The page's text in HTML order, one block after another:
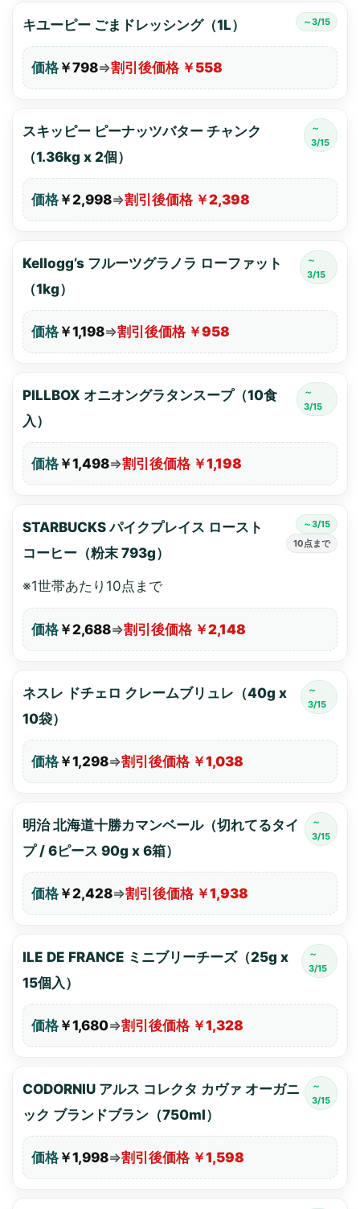
キユーピー ごまドレッシング（1L） ～3/15
価格 ￥798⇒割引後価格 ￥558
スキッピー ピーナッツバター チャンク
（1.36kg x 2個）
～
3/15
価格 ￥2,998⇒割引後価格 ￥2,398
Kellogg’s フルーツグラノラ ローファット
（1kg）
～
3/15
価格 ￥1,198⇒割引後価格 ￥958
PILLBOX オニオングラタンスープ（10食
入）
～
3/15
価格 ￥1,498⇒割引後価格 ￥1,198
STARBUCKS パイクプレイス ロースト
コーヒー（粉末 793g）
～3/15
10点まで
※1世帯あたり10点まで
価格 ￥2,688⇒割引後価格 ￥2,148
ネスレ ドチェロ クレームブリュレ（40g x
10袋）
～
3/15
価格 ￥1,298⇒割引後価格 ￥1,038
明治 北海道十勝カマンベール（切れてるタイ
プ / 6ピース 90g x 6箱）
～
3/15
価格 ￥2,428⇒割引後価格 ￥1,938
ILE DE FRANCE ミニブリーチーズ（25g x
15個入）
～
3/15
価格 ￥1,680⇒割引後価格 ￥1,328
CODORNIU アルス コレクタ カヴァ オーガニ
ック ブランドブラン（750ml）
～
3/15
価格 ￥1,998⇒割引後価格 ￥1,598